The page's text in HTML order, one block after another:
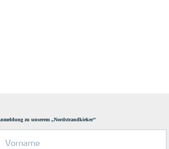
zu unserem „Nordstrandkieker“